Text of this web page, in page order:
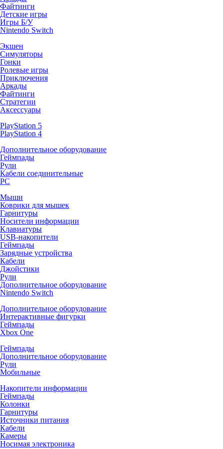
Файтинги
Детские игры
Игры Б/У
Nintendo Switch
Экшен
Симуляторы
Гонки
Ролевые игры
Приключения
Аркады
Файтинги
Стратегии
Аксессуары
PlayStation 5
PlayStation 4
Дополнительное оборудование
Геймпады
Рули
Кабели соединительные
PC
Мыши
Коврики для мышек
Гарнитуры
Носители информации
Клавиатуры
USB-накопители
Геймпады
Зарядные устройства
Кабели
Джойстики
Рули
Дополнительное оборудование
Nintendo Switch
Дополнительное оборудование
Интерактивные фигурки
Геймпады
Xbox One
Геймпады
Дополнительное оборудование
Рули
Мобильные
Накопители информации
Геймпады
Колонки
Гарнитуры
Источники питания
Кабели
Камеры
Носимая электроника